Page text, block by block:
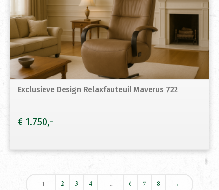
Exclusieve Design Relaxfauteuil Maverus 722
€ 1.750
1 2 3 4 … 6 7 8 →